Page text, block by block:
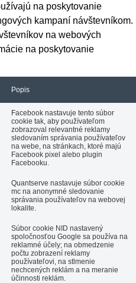
na poskytovanie
kampaní návštevníkom.
na webových
na poskytovanie
Popis
Facebook nastavuje tento súbor
cookie tak, aby používateľom
zobrazoval relevantné reklamy
sledovaním správania používateľov
na webe, na stránkach, ktoré majú
Facebook pixel alebo plugin
Facebooku.
Quantserve nastavuje súbor cookie
mc na anonymné sledovanie
správania používateľov na webovej
lokalite.
Súbor cookie NID nastavený
spoločnosťou Google sa používa na
reklamné účely; na obmedzenie
počtu zobrazení reklamy
používateľovi, na stlmenie
nechcených reklám a na meranie
účinnosti reklám.